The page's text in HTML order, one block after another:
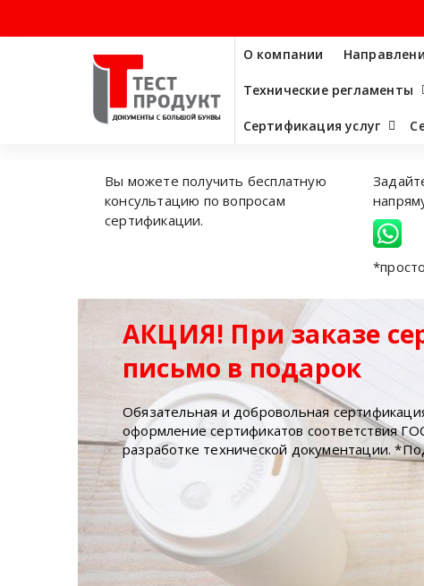
О компании
Технические регламенты
Сертификация услуг
Вы можете получить бесплатную
консультацию по вопросам
сертификации.
АКЦИЯ! При заказе
письмо в подарок
Обязательная и добровольная
оформление сертификатов соответствия
разработке технической документации.